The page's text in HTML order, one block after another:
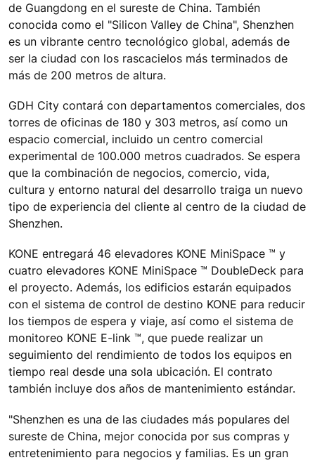
de Guangdong en el sureste de China. También
conocida como el "Silicon Valley de China", Shenzhen
es un vibrante centro tecnológico global, además de
ser la ciudad con los rascacielos más terminados de
más de 200 metros de altura.
GDH City contará con departamentos comerciales, dos
torres de oficinas de 180 y 303 metros, así como un
espacio comercial, incluido un centro comercial
experimental de 100.000 metros cuadrados. Se espera
que la combinación de negocios, comercio, vida,
cultura y entorno natural del desarrollo traiga un nuevo
tipo de experiencia del cliente al centro de la ciudad de
Shenzhen.
KONE entregará 46 elevadores KONE MiniSpace ™ y
cuatro elevadores KONE MiniSpace ™ DoubleDeck para
el proyecto. Además, los edificios estarán equipados
con el sistema de control de destino KONE para reducir
los tiempos de espera y viaje, así como el sistema de
monitoreo KONE E-link ™, que puede realizar un
seguimiento del rendimiento de todos los equipos en
tiempo real desde una sola ubicación. El contrato
también incluye dos años de mantenimiento estándar.
"Shenzhen es una de las ciudades más populares del
sureste de China, mejor conocida por sus compras y
entretenimiento para negocios y familias. Es un gran